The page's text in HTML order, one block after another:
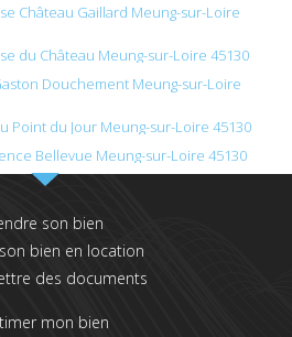
Château Gaillard Meung-sur-Loire
du Château Meung-sur-Loire 45130
Douchement Meung-sur-Loire
Point du Jour Meung-sur-Loire 45130
Bellevue Meung-sur-Loire 45130
son bien
bien en location
des documents
mon bien